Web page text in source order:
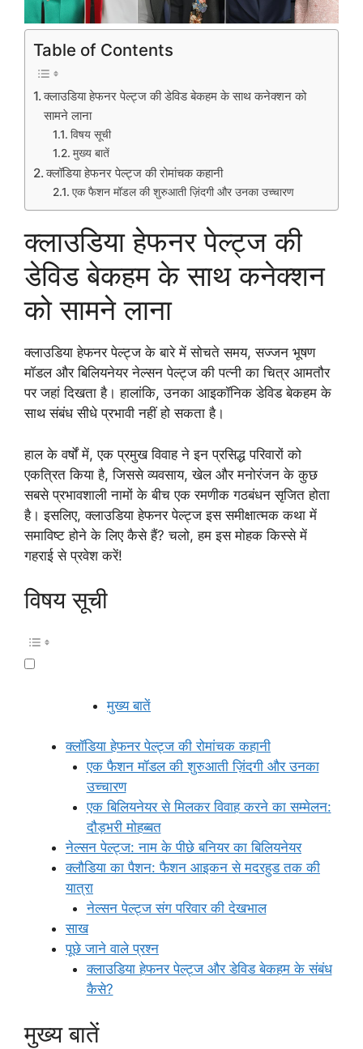
Table of Contents
क्लाउडिया हेफनर पेल्ट्ज की डेविड बेकहम के साथ कनेक्शन को
सामने लाना
विषय सूची
मुख्य बातें
क्लॉडिया हेफनर पेल्ट्ज की रोमांचक कहानी
एक फैशन मॉडल की शुरुआती ज़िंदगी और उनका उच्चारण
क्लाउडिया हेफनर पेल्ट्ज की
डेविड बेकहम के साथ कनेक्शन
को सामने लाना
क्लाउडिया हेफनर पेल्ट्ज के बारे में सोचते समय, सज्जन भूषण
मॉडल और बिलियनेयर नेल्सन पेल्ट्ज की पत्नी का चित्र आमतौर
पर जहां दिखता है। हालांकि, उनका आइकॉनिक डेविड बेकहम के
साथ संबंध सीधे प्रभावी नहीं हो सकता है।
हाल के वर्षों में, एक प्रमुख विवाह ने इन प्रसिद्ध परिवारों को
एकत्रित किया है, जिससे व्यवसाय, खेल और मनोरंजन के कुछ
सबसे प्रभावशाली नामों के बीच एक रमणीक गठबंधन सृजित होता
है। इसलिए, क्लाउडिया हेफनर पेल्ट्ज इस समीक्षात्मक कथा में
समाविष्ट होने के लिए कैसे हैं? चलो, हम इस मोहक किस्से में
गहराई से प्रवेश करें!
विषय सूची
मुख्य बातें
क्लॉडिया हेफनर पेल्ट्ज की रोमांचक कहानी
एक फैशन मॉडल की शुरुआती ज़िंदगी और उनका
उच्चारण
एक बिलियनेयर से मिलकर विवाह करने का सम्मेलन:
दौड़भरी मोहब्बत
नेल्सन पेल्ट्ज: नाम के पीछे बनियर का बिलियनेयर
क्लौडिया का पैशन: फैशन आइकन से मदरहुड तक की
यात्रा
नेल्सन पेल्ट्ज संग परिवार की देखभाल
साख
पूछे जाने वाले प्रश्न
क्लाउडिया हेफनर पेल्ट्ज और डेविड बेकहम के संबंध
कैसे?
मुख्य बातें